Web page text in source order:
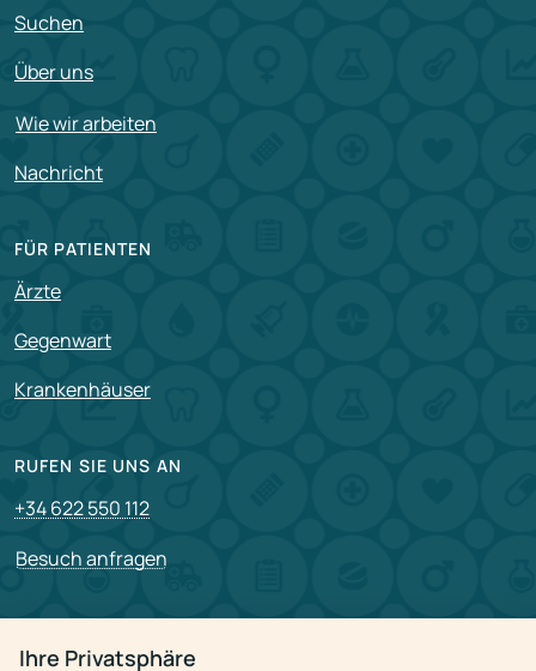
Ihre Privatsphäre
Suchen
Über uns
Wie wir arbeiten
Nachricht
FÜR PATIENTEN
Ärzte
Gegenwart
Krankenhäuser
RUFEN SIE UNS AN
+34 622 550 112
Besuch anfragen